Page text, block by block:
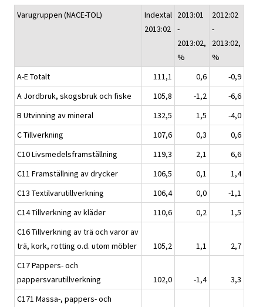
Varugruppen (NACE-TOL)
Indextal
2013:02
2013:01
-
2013:02,
%
2012:02
-
2013:02,
%
A-E Totalt
111,1 0,6
-0,9
A Jordbruk, skogsbruk och fiske
105,8 -1,2
-6,6
B Utvinning av mineral
132,5 1,5
-4,0
C Tillverkning
107,6 0,3
0,6
C10 Livsmedelsframställning
119,3 2,1
6,6
C11 Framställning av drycker
106,5 0,1
1,4
C13 Textilvarutillverkning
106,4 0,0
-1,1
C14 Tillverkning av kläder
110,6 0,2
1,5
C16 Tillverkning av trä och varor av
trä, kork, rotting o.d. utom möbler
105,2 1,1
2,7
C17 Pappers- och
pappersvarutillverkning
102,0 -1,4
3,3
C171 Massa-, pappers- och